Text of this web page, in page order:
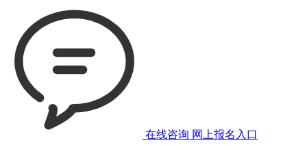
在线咨询 网上报名入口